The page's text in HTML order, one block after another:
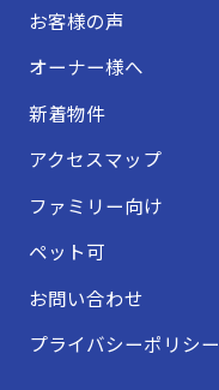
お客様の声
オーナー様へ
新着物件
アクセスマップ
ファミリー向け
ペット可
お問い合わせ
プライバシーポリシー